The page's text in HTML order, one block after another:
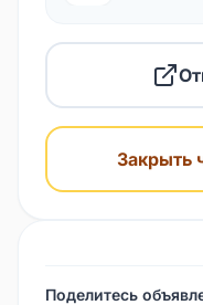
Закрыть
Поделитесь